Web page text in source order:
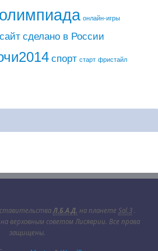
олимпиада онлайн-игры
сайт сделано в России
спорт старт фристайл
Л.Б.А.Д. на планете Sol.3.
верховным советом Лисяврии. Все права
защищены.